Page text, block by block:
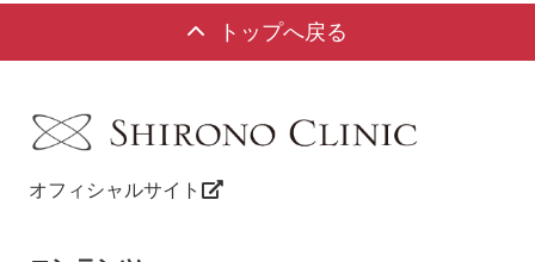
トップへ戻る
オフィシャルサイト